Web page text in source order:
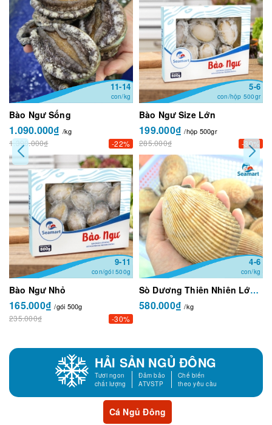
11-14
con/kg
Bào Ngư Sống
1.090.000₫ /kg
1.390.000₫ -22%
5-6
con/hộp 500gr
Bào Ngư Size Lớn
199.000₫/hộp 500gr
285.000₫ -30%
9-11
con/gói 500g
Bào Ngư Nhỏ
165.000₫/gói 500g
235.000₫ -30%
4-6
con/kg
Sò Dương Thiên Nhiên Lớn Size 4-6 con/kg
580.000₫/kg
HẢI SẢN NGỦ ĐÔNG
Tươi ngon
chất lượng
Đảm bảo
ATVSTP
Chế biến
theo yêu cầu
Cá Ngủ Đông